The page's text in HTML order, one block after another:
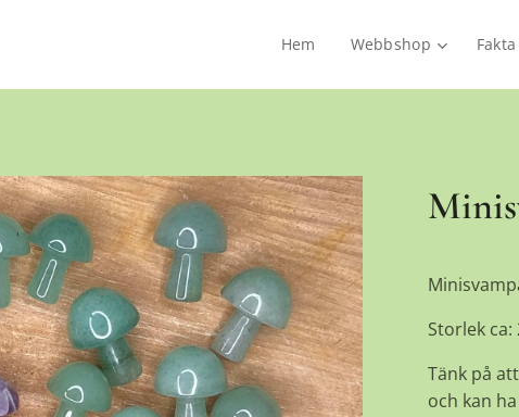
Hem Webbshop
Storlek ca:
Tänk på
och kan